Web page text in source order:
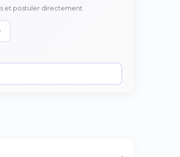
et postuler directement